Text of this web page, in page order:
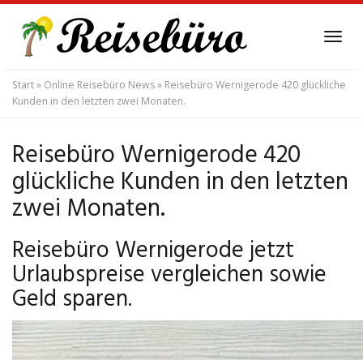
main
content
Start» Online Reisebüro News» Reisebüro Wernigerode 420 glückliche
Kunden in den letzten zwei Monaten.
Reisebüro Wernigerode 420
glückliche Kunden in den letzten
zwei Monaten.
Reisebüro Wernigerode jetzt
Urlaubspreise vergleichen sowie
Geld sparen.